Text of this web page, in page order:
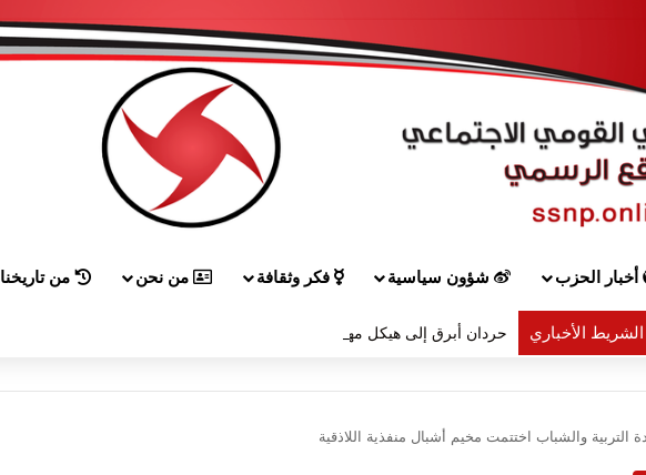
أخبار الحزب شؤون سياسية فكر وثقافة من نحن من تاريخنا
الشريط الأخباري حردان أبرق إلى هيكل مهنئاً بمناسبة عيد الجيش
التربية والشباب اختتمت مخيم أشبال منفذية اللاذقية